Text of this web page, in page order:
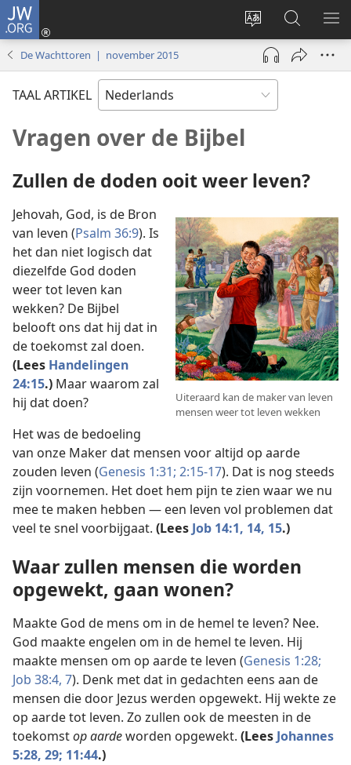
JW.ORG
Taal
site
wijzigen
Inloggen
(opent
nieuw
venster)
Zoeken
op
JW.ORG
De Wachttoren | november 2015
TAAL ARTIKEL
Vragen over de Bijbel
Zullen de doden ooit weer leven?
Uiteraard kan de maker van leven
mensen weer tot leven wekken
Jehovah, God, is de Bron
van leven (Psalm 36:9). Is
het dan niet logisch dat
diezelfde God doden
weer tot leven kan
wekken? De Bijbel
belooft ons dat hij dat in
de toekomst zal doen.
(Lees Handelingen
24:15.) Maar waarom zal
hij dat doen?
Het was de bedoeling
van onze Maker dat mensen voor altijd op aarde
zouden leven (Genesis 1:31; 2:15-17). Dat is nog steeds
zijn voornemen. Het doet hem pijn te zien waar we nu
mee te maken hebben — een leven vol problemen dat
veel te snel voorbijgaat. (Lees Job 14:1, 14, 15.)
Waar zullen mensen die worden
opgewekt, gaan wonen?
Maakte God de mens om in de hemel te leven? Nee.
God maakte engelen om in de hemel te leven. Hij
maakte mensen om op aarde te leven (Genesis 1:28;
Job 38:4, 7). Denk met dat in gedachten eens aan de
mensen die door Jezus werden opgewekt. Hij wekte ze
op aarde tot leven. Zo zullen ook de meesten in de
toekomstop aardeworden opgewekt. (LeesJohannes
5:28, 29; 11:44.)